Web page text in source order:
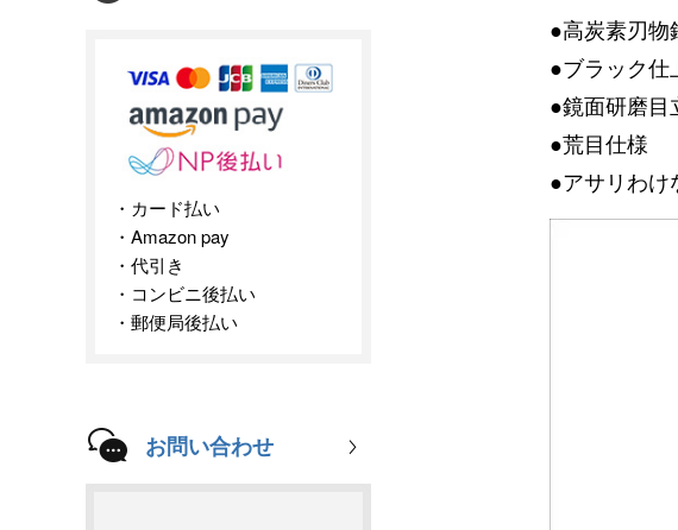
カード払い
Amazon pay
代引き
コンビニ後払い
郵便局後払い
お問い合わせ
●高炭素刃物
●ブラック仕
●鏡面研磨目
●荒目仕様
●アサリわけ